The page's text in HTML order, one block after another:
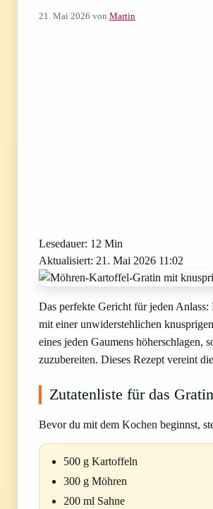
21. Mai 2026 von Martin
Lesedauer: 12 Min
Aktualisiert: 21. Mai 2026 11:02
Das perfekte Gericht für jeden
mit einer unwiderstehlichen
eines jeden Gaumens höherschlagen,
zuzubereiten. Dieses Rezept vereint
Zutatenliste für das Gratin
Bevor du mit dem Kochen beginnst,
500 g Kartoffeln
300 g Möhren
200 ml Sahne